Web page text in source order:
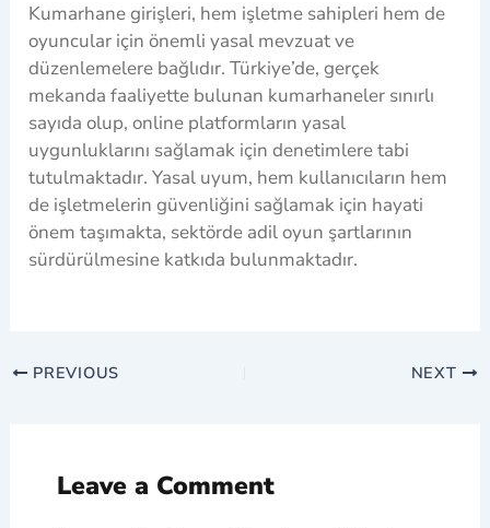
Kumarhane girişleri, hem işletme sahipleri hem de
oyuncular için önemli yasal mevzuat ve
düzenlemelere bağlıdır. Türkiye’de, gerçek
mekanda faaliyette bulunan kumarhaneler sınırlı
sayıda olup, online platformların yasal
uygunluklarını sağlamak için denetimlere tabi
tutulmaktadır. Yasal uyum, hem kullanıcıların hem
de işletmelerin güvenliğini sağlamak için hayati
önem taşımakta, sektörde adil oyun şartlarının
sürdürülmesine katkıda bulunmaktadır.
PREVIOUS NEXT
Leave a Comment